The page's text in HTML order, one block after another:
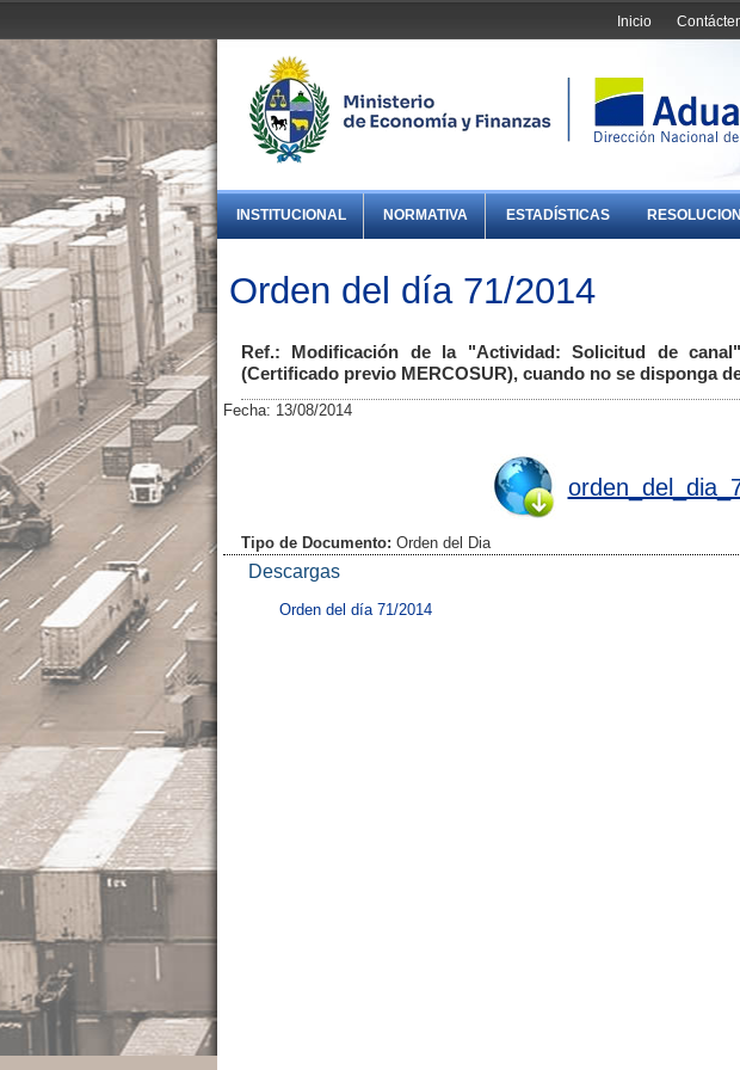
Inicio
INSTITUCIONAL NORMATIVA ESTADÍSTICAS
Orden del día 71/2014
Ref.: Modificación de la "Actividad: Solicitud de
(Certificado previo MERCOSUR), cuando no se disponga
Fecha: 13/08/2014
Tipo de Documento: Orden del Dia
Descargas
Orden del día 71/2014